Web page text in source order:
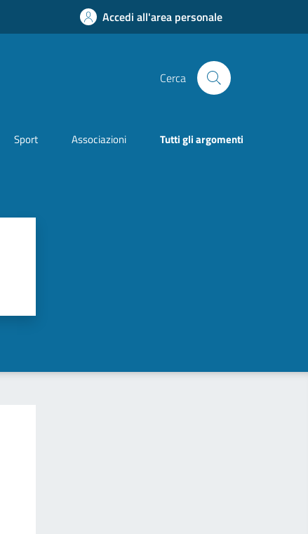
Accedi all'area personale
Cerca
Sport Associazioni Tutti gli argomenti